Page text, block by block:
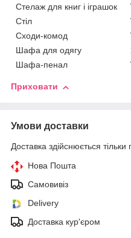
Стелаж для книг і іграшок
Стіл
Сходи-комод
Шафа для одягу
Шафа-пенал
Приховати
Умови доставки
Доставка здійснюється
Нова Пошта
Самовивіз
Delivery
Доставка кур'єром